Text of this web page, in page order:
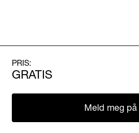
PRIS:
GRATIS
Meld meg på